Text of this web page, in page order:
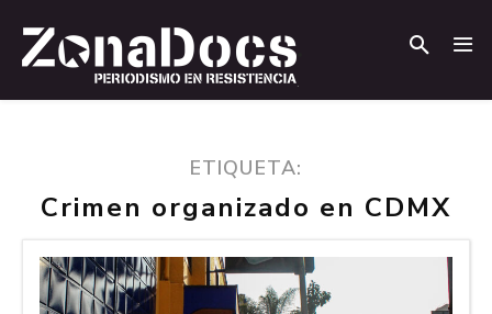
ETIQUETA:
Crimen organizado en CDMX